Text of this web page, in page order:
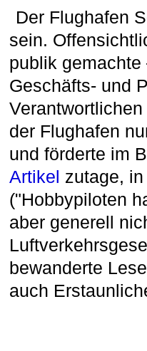
Der Flughafen
sein.
publik
Geschäfts- und
der Flughafen
und förderte im
Artikel zutage,
("Hobbypiloten
aber generell
bewanderte
auch